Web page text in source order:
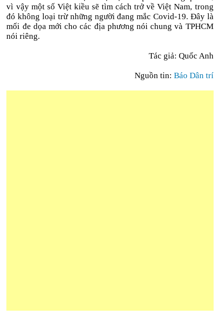
vì vậy một số Việt kiều sẽ tìm cách trở về Việt Nam, trong
đó không loại trừ những người đang mắc Covid-19. Đây là
mối đe dọa mới cho các địa phương nói chung và TPHCM
nói riêng.
Tác giả: Quốc Anh
Nguồn tin: Báo Dân trí